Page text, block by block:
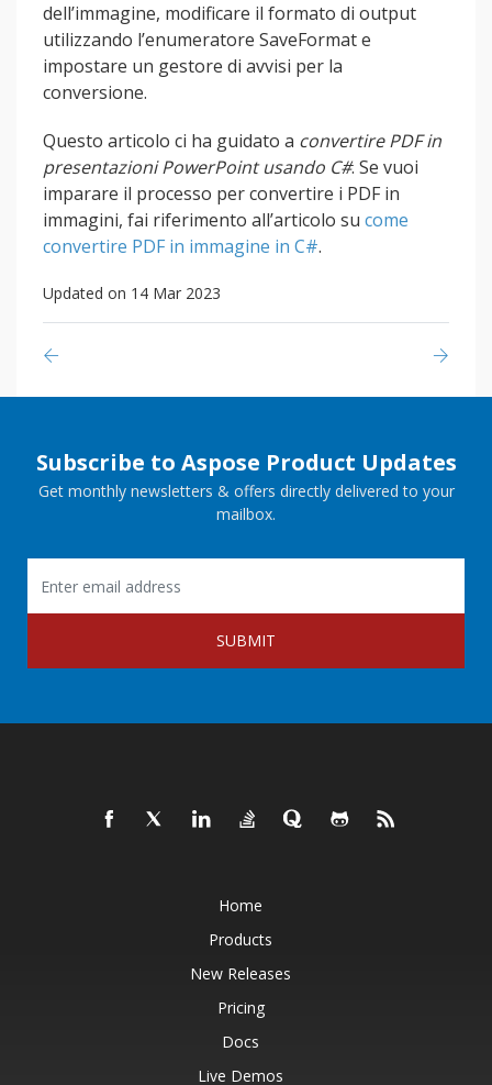
dell’immagine, modificare il formato di output
utilizzando l’enumeratore SaveFormat e
impostare un gestore di avvisi per la
conversione.
Questo articolo ci ha guidato a convertire PDF in
presentazioni PowerPoint usando C#. Se vuoi
imparare il processo per convertire i PDF in
immagini, fai riferimento all’articolo su come
convertire PDF in immagine in C#.
Updated on 14 Mar 2023
Subscribe to Aspose Product Updates
Get monthly newsletters & offers directly delivered to your
mailbox.
SUBMIT
Home
Products
New Releases
Pricing
Docs
Live Demos